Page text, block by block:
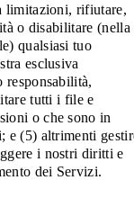
limitazioni, rifiutare,
o disabilitare (nella
qualsiasi tuo
esclusiva
responsabilità,
tutti i file e
o che sono in
e (5) altrimenti
i nostri diritti e
dei Servizi.